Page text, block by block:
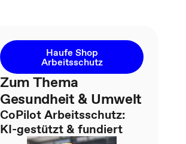
Haufe Shop
Arbeitsschutz
Zum Thema
Gesundheit & Umwelt
CoPilot Arbeitsschutz:
KI-gestützt & fundiert